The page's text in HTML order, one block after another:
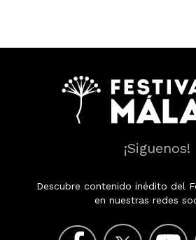
¡Siguenos!
Descubre contenido inédito del
en nuestras redes